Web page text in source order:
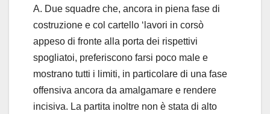
A. Due squadre che, ancora in piena fase di
costruzione e col cartello ‘lavori in corsò
appeso di fronte alla porta dei rispettivi
spogliatoi, preferiscono farsi poco male e
mostrano tutti i limiti, in particolare di una fase
offensiva ancora da amalgamare e rendere
incisiva. La partita inoltre non è stata di alto